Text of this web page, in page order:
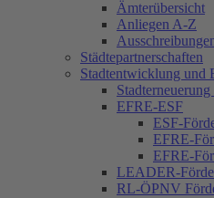
Ämterübersicht
Anliegen A-Z
Städtepartnerschaften
Stadtentwicklung und
EFRE-ESF
ESF-
EFRE-
EFRE-
LEADER-
RL-ÖPNV